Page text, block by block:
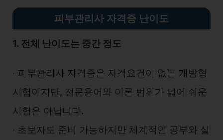
피부관리사 자격증 난이도
1. 전체 난이도는 중간 정도
∙ 피부관리사 자격증은 자격요건이 없는 개방형
시험이지만, 전문용어와 이론 범위가 넓어 쉬운
시험은 아닙니다.
∙ 초보자도 준비 가능하지만 체계적인 공부와 실